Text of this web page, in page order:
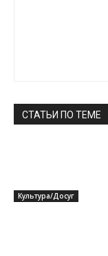
СТАТЬИ ПО ТЕМЕ
Культура/Досуг